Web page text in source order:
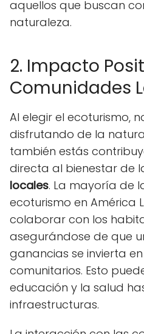
aquellos que buscan
naturaleza.
2. Impacto
Comunidades
Al elegir el ecoturismo,
disfrutando de la
también estás
directa al bienestar de
locales. La mayoría de
ecoturismo en América
colaborar con los
asegurándose de que
ganancias se invierta
comunitarios. Esto
educación y la salud
infraestructuras.